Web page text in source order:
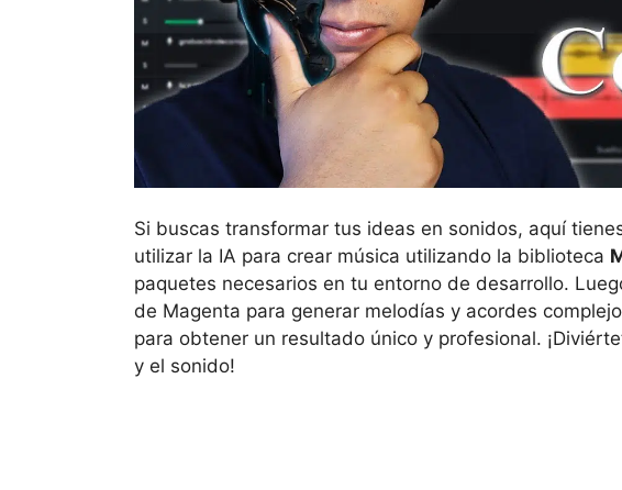
Si buscas transformar tus ideas en sonidos, aquí
utilizar la IA para crear música utilizando la biblioteca
paquetes necesarios en tu entorno de desarrollo.
de Magenta para generar melodías y acordes
para obtener un resultado único y profesional.
y el sonido!